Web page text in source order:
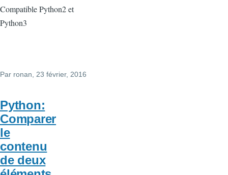
Compatible Python2 et
Python3
Par ronan , 23 février, 2016
Python:
Comparer
le
contenu
de deux